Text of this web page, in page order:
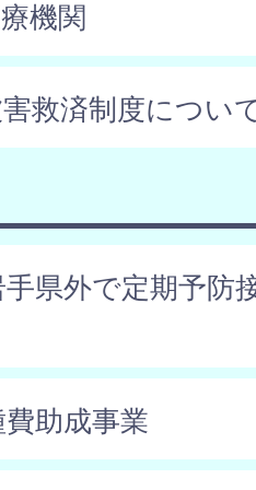
機関
救済制度につい
県外で定期予防
助成事業